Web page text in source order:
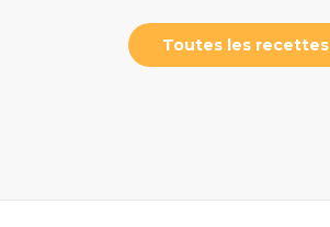
Toutes les recettes